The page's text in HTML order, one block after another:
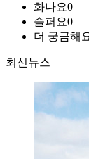
화나요0
슬퍼요0
더 궁금해
최신뉴스